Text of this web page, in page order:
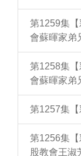
第1259集
會蘇暉家弟
第1258集
會蘇暉家弟
第1257集
第1256集
股教會王淑